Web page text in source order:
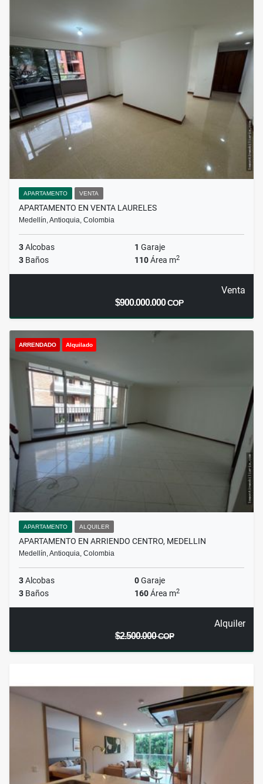
APARTAMENTO VENTA
APARTAMENTO EN VENTA LAURELES
Medellín, Antioquia, Colombia
3Alcobas 1 Garaje
3 Baños 110Área m2
Venta
$900.000.000COP
ARRENDADO Alquilado
APARTAMENTO ALQUILER
APARTAMENTO EN ARRIENDO CENTRO, MEDELLIN
Medellín, Antioquia, Colombia
3Alcobas 0Garaje
3 Baños 160Área m2
Alquiler
$2.500.000COP